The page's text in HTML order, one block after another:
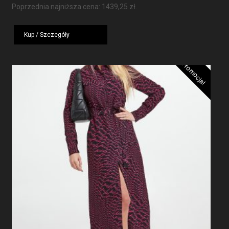
cena
1919,00 zł.
cena
1439,25 zł.
Poprzednia najniższa cena: 1439,25 zł
Kup / Szczegóły
Promocja!